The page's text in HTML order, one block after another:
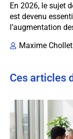
En 2026, le sujet
est devenu
l’augmentation
Maxime Chollet
Ces articles